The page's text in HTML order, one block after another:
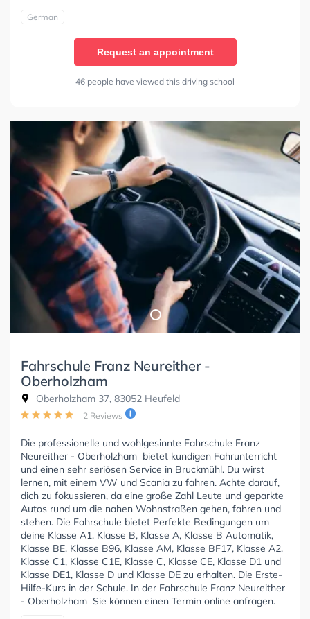
German
Request an appointment
46 people have viewed this driving school
Fahrschule Franz Neureither -
Oberholzham
Oberholzham 37, 83052 Heufeld
2 Reviews
Die professionelle und wohlgesinnte Fahrschule Franz
Neureither - Oberholzham bietet kundigen Fahrunterricht
und einen sehr seriösen Service in Bruckmühl. Du wirst
lernen, mit einem VW und Scania zu fahren. Achte darauf,
dich zu fokussieren, da eine große Zahl Leute und geparkte
Autos rund um die nahen Wohnstraßen gehen, fahren und
stehen. Die Fahrschule bietet Perfekte Bedingungen um
deine Klasse A1, Klasse B, Klasse A, Klasse B Automatik,
Klasse BE, Klasse B96, Klasse AM, Klasse BF17, Klasse A2,
Klasse C1, Klasse C1E, Klasse C, Klasse CE, Klasse D1 und
Klasse DE1, Klasse D und Klasse DE zu erhalten. Die Erste-
Hilfe-Kurs in der Schule. In der Fahrschule Franz Neureither
- Oberholzham Sie können einen Termin online anfragen.